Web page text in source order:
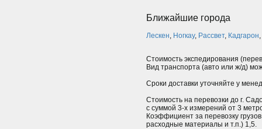
Ближайшие города
Лескен, Ногкау, Рассвет, Кадгарон,
Стоимость экспедирования
Вид транспорта (авто или ж/д)
Сроки доставки уточняйте у
Стоимость на перевозки до г.
с суммой 3-х измерений от 3
Коэффициент за перевозку
расходные материалы и т.п.) 1,5.